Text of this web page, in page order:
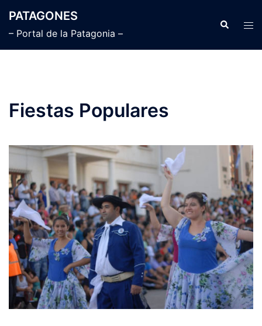
contenido
PATAGONES
– Portal de la Patagonia –
Buscar
Fiestas Populares